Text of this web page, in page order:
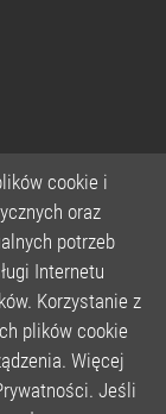
cookie i
oraz
potrzeb
Internetu
Korzystanie z
plików cookie
Więcej
Jeśli